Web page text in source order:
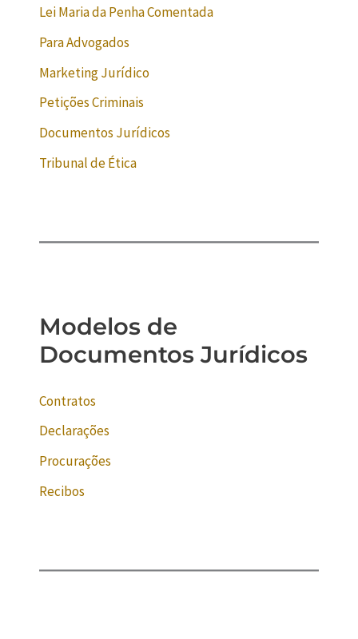
Lei Maria da Penha Comentada
Para Advogados
Marketing Jurídico
Petições Criminais
Documentos Jurídicos
Tribunal de Ética
Modelos de
Documentos Jurídicos
Contratos
Declarações
Procurações
Recibos